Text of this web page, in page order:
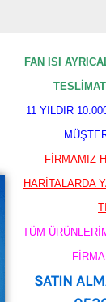
FAN ISI
11 YILDIR
FİRMAMIZ
HARİTALARDA
TÜM
SATIN